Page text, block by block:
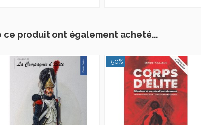
ce produit ont également acheté...
-50%